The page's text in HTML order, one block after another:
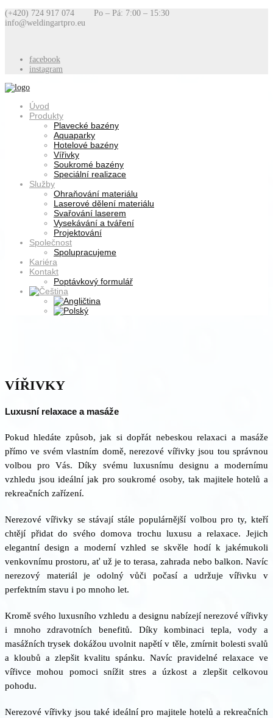
(+420) 724 917 074 Po – Pá: 7:00 – 15:30
info@weldingartpro.eu
facebook
instagram
Úvod
Produkty
Plavecké bazény
Aquaparky
Hotelové bazény
Vířivky
Soukromé bazény
Speciální realizace
Služby
Ohraňování materiálu
Laserové dělení materiálu
Svařování laserem
Vysekávání a tváření
Projektování
Společnost
Spolupracujeme
Kariéra
Kontakt
Poptávkový formulář
VÍŘIVKY
Luxusní relaxace a masáže
Pokud hledáte způsob, jak si dopřát nebeskou relaxaci a masáže
přímo ve svém vlastním domě, nerezové vířivky jsou tou správnou
volbou pro Vás. Díky svému luxusnímu designu a modernímu
vzhledu jsou ideální jak pro soukromé osoby, tak majitele hotelů a
rekreačních zařízení.
Nerezové vířivky se stávají stále populárnější volbou pro ty, kteří
chtějí přidat do svého domova trochu luxusu a relaxace. Jejich
elegantní design a moderní vzhled se skvěle hodí k jakémukoli
venkovnímu prostoru, ať už je to terasa, zahrada nebo balkon. Navíc
nerezový materiál je odolný vůči počasí a udržuje vířivku v
perfektním stavu i po mnoho let.
Kromě svého luxusního vzhledu a designu nabízejí nerezové vířivky
i mnoho zdravotních benefitů. Díky kombinaci tepla, vody a
masážních trysek dokážou uvolnit napětí v těle, zmírnit bolesti svalů
a kloubů a zlepšit kvalitu spánku. Navíc pravidelné relaxace ve
vířivce mohou pomoci snížit stres a úzkost a zlepšit celkovou
pohodu.
Nerezové vířivky jsou také ideální pro majitele hotelů a rekreačních